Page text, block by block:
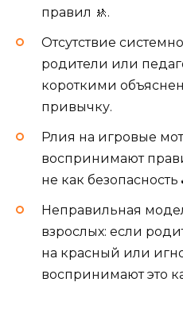
правил 🚸.
Отсутствие
родители или
короткими
привычку.
Рлия на игровые
воспринимают
не как безопасность
Неправильная
взрослых: если
на красный или
воспринимают это